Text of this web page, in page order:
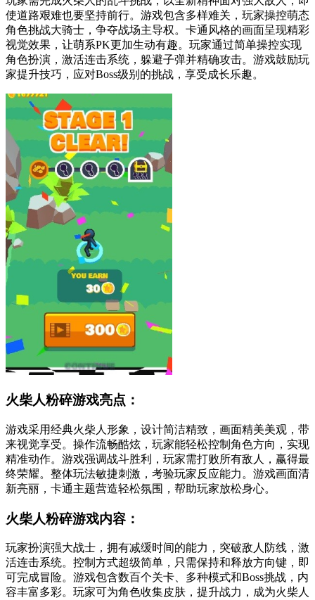
使道路艰难也要坚持前行。游戏包含多样难关，玩家操控萌态
角色挑战大骑士，争夺战场主导权。卡通风格的画面呈现精彩
视觉效果，让萌系PK更加生动有趣。玩家通过简单操控实现
角色扮演，激活连击系统，躲避子弹并精确攻击。游戏鼓励玩
家提升技巧，应对Boss级别的挑战，享受成长乐趣。
火柴人粉碎游戏亮点：
游戏采用经典火柴人形象，设计简洁精致，画面精美美观，带
来视觉享受。操作流畅酷炫，玩家能轻松控制角色方向，实现
精准动作。游戏强调战斗胜利，玩家需打败所有敌人，赢得最
终荣耀。整体玩法敏捷刺激，考验玩家反应能力。游戏画面清
新亮丽，卡通主题营造轻松氛围，帮助玩家放松身心。
火柴人粉碎游戏内容：
玩家扮演强大战士，拥有减缓时间的能力，突破敌人防线，激
活连击系统。控制方式超级简单，只需保持和释放方向键，即
可完成冒险。游戏包含数百个关卡、多种模式和Boss挑战，内
容丰富多彩。玩家可为角色收集皮肤，提升战力，成为火柴人